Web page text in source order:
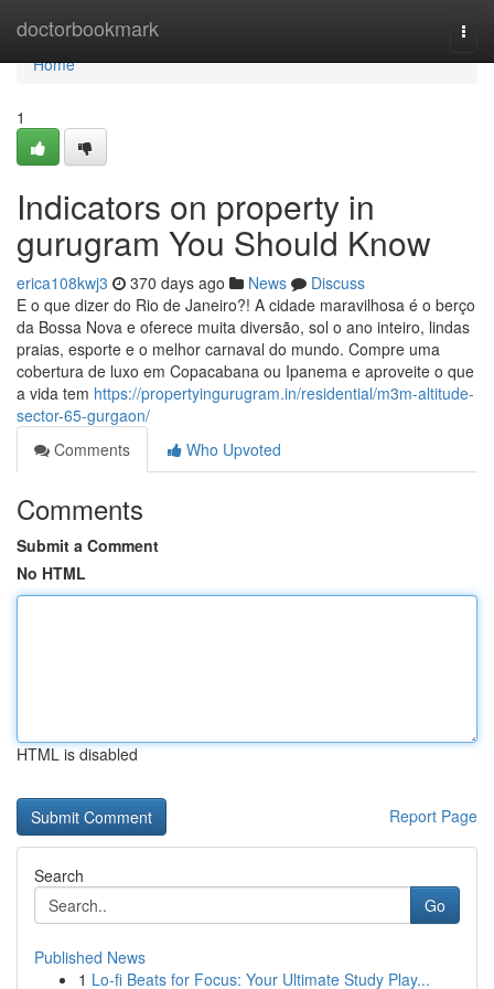
doctorbookmark
Home
Home
1
Indicators on property in
gurugram You Should Know
erica108kwj3 370 days ago News
Discuss
E o que dizer do Rio de Janeiro?! A cidade maravilhosa é o berço
da Bossa Nova e oferece muita diversão, sol o ano inteiro, lindas
praias, esporte e o melhor carnaval do mundo. Compre uma
cobertura de luxo em Copacabana ou Ipanema e aproveite o que
a vida tem https://propertyingurugram.in/residential/m3m-altitude-
sector-65-gurgaon/
Comments
Who Upvoted
Comments
Submit a Comment
No HTML
HTML is disabled
Report Page
Search
Go
Published News
1 Lo-fi Beats for Focus: Your Ultimate Study Play...